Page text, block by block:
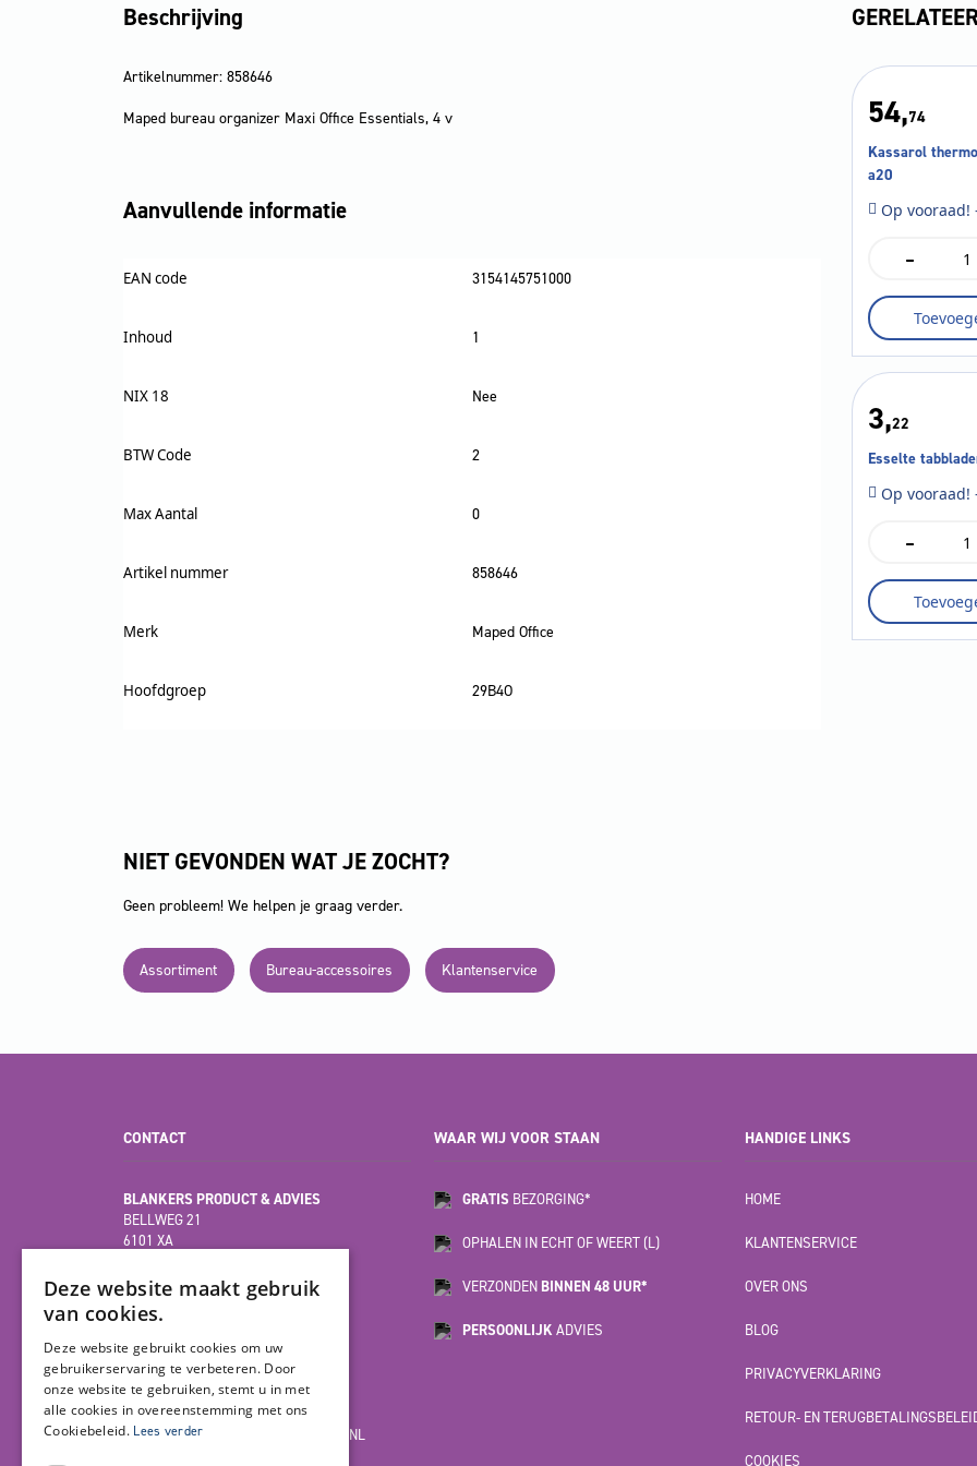
Beschrijving
Artikelnummer: 858646
Maped bureau organizer Maxi Office Essentials, 4 v
Aanvullende informatie
EAN code 3154145751000
Inhoud 1
NIX 18 Nee
BTW Code 2
Max Aantal 0
Artikel nummer 858646
Merk Maped Office
Hoofdgroep 29B4O
54,74
Kassarol
a20
Op
-
Kassarol
80x80x12
aantal
3,22
Esselte
Op vooraad!
-
Esselte
12
aantal
NIET GEVONDEN WAT JE ZOCHT?
Geen probleem! We helpen je graag verder.
Assortiment Bureau-accessoires Klantenservice
CONTACT
BLANKERS PRODUCT & ADVIES
BELLWEG 21
6101 XA
(HOOFDVESTIGING)
6004 AX
WEERT
INFO@BLANKERSPRODUCT-ADVIES.NL
WAAR WIJ VOOR STAAN
GRATIS BEZORGING*
OPHALEN IN ECHT OF WEERT (L)
VERZONDEN BINNEN 48 UUR*
PERSOONLIJKADVIES
HANDIGE LINKS
HOME
KLANTENSERVICE
OVER ONS
BLOG
PRIVACYVERKLARING
RETOUR- EN
COOKIES
Deze website maakt gebruik
van cookies.
Deze website gebruikt cookies om uw
gebruikerservaring te verbeteren. Door
onze website te gebruiken, stemt u in met
alle cookies in overeenstemming met ons
Cookiebeleid. Lees verder